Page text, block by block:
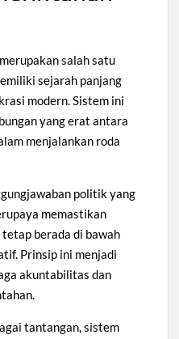
salah satu
sejarah panjang
modern. Sistem ini
yang erat antara
menjalankan roda
politik yang
memastikan
berada di bawah
Prinsip ini menjadi
akuntabilitas dan
tantangan, sistem